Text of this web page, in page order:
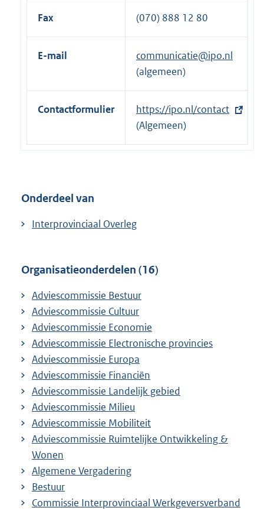
Fax (070) 888 12 80
E-mail
communicatie@ipo.nl
(algemeen)
Contactformulier
E
x
t
l
k
https://ipo.nl/contact
(Algemeen)
Onderdeel van
Interprovinciaal Overleg
Organisatieonderdelen (16)
Adviescommissie Bestuur
Adviescommissie Cultuur
Adviescommissie Economie
Adviescommissie Electronische provincies
Adviescommissie Europa
Adviescommissie Financiën
Adviescommissie Landelijk gebied
Adviescommissie Milieu
Adviescommissie Mobiliteit
Adviescommissie Ruimtelijke Ontwikkeling &
Wonen
Algemene Vergadering
Bestuur
Commissie Interprovinciaal Werkgeversverband